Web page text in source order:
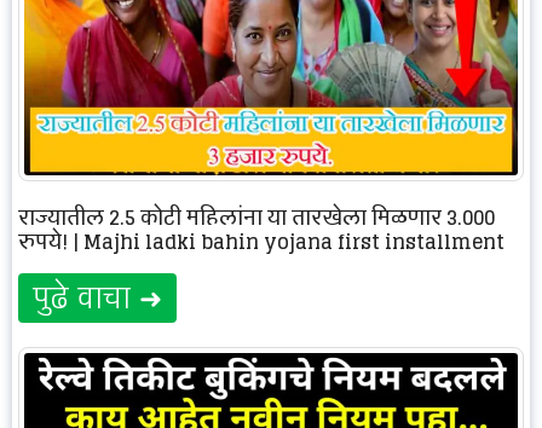
राज्यातील 2.5 कोटी महिलांना या तारखेला मिळणार 3,000
रुपये! | Majhi ladki bahin yojana first installment
पुढे वाचा ➜